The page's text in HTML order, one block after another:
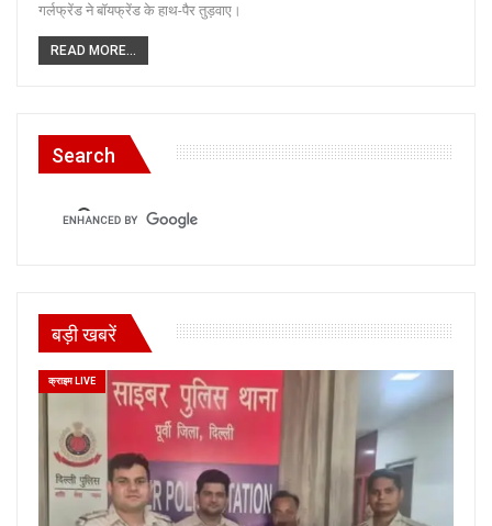
गर्लफ्रेंड ने बॉयफ्रेंड के हाथ-पैर तुड़वाए।
READ MORE...
Search
बड़ी खबरें
क्राइम LIVE